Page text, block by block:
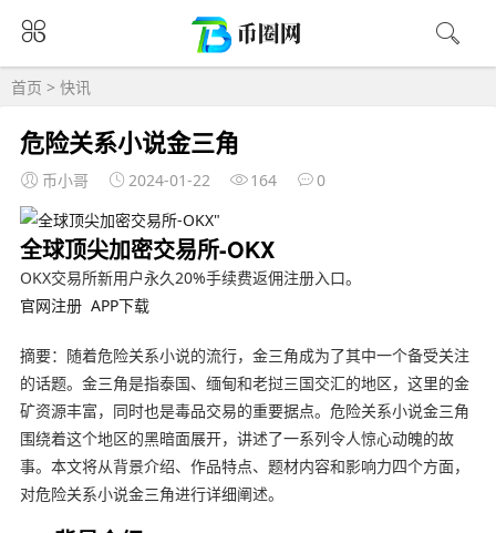
首页 > 快讯
危险关系小说金三角
币小哥 2024-01-22 164 0
全球顶尖加密交易所-OKX
OKX交易所新用户永久20%手续费返佣注册入口。
官网注册 APP下载
摘要：随着危险关系小说的流行，金三角成为了其中一个备受关注
的话题。金三角是指泰国、缅甸和老挝三国交汇的地区，这里的金
矿资源丰富，同时也是毒品交易的重要据点。危险关系小说金三角
围绕着这个地区的黑暗面展开，讲述了一系列令人惊心动魄的故
事。本文将从背景介绍、作品特点、题材内容和影响力四个方面，
对危险关系小说金三角进行详细阐述。